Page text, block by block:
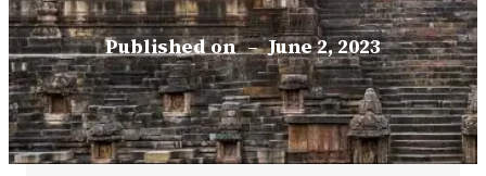
Published on – June 2, 2023